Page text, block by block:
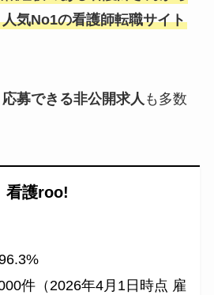
気No1の看護師転職サイト
募できる非公開求人 も多数
看護roo!
件（2026年4月1日時点 雇